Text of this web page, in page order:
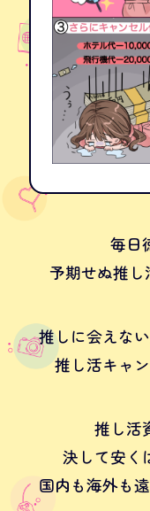
毎日
予期せぬ推し
推しに会えない
推し活キャ
推し活
決して安く
国内も海外も